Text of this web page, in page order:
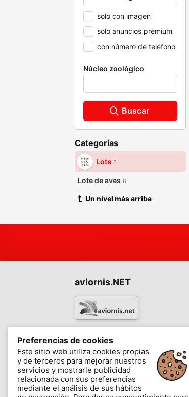
solo con imagen
solo anuncios premium
con número de teléfono
Núcleo zoológico
Buscar
Categorías
Lote 6
Lote de aves 6
Un nivel más arriba
aviornis.NET
-
Mensajes Mis favoritos Blog
Preferencias de cookies
Este sitio web utiliza cookies propias
y de terceros para mejorar nuestros
servicios y mostrarle publicidad
relacionada con sus preferencias
mediante el análisis de sus hábitos